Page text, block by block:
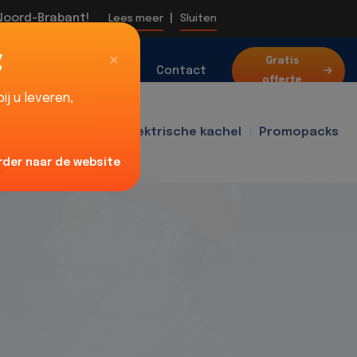
Brabant! Lees meer Sluiten
Contact
Gratis
offerte
Elektrische kachel Promopacks
u leveren,
naar de website